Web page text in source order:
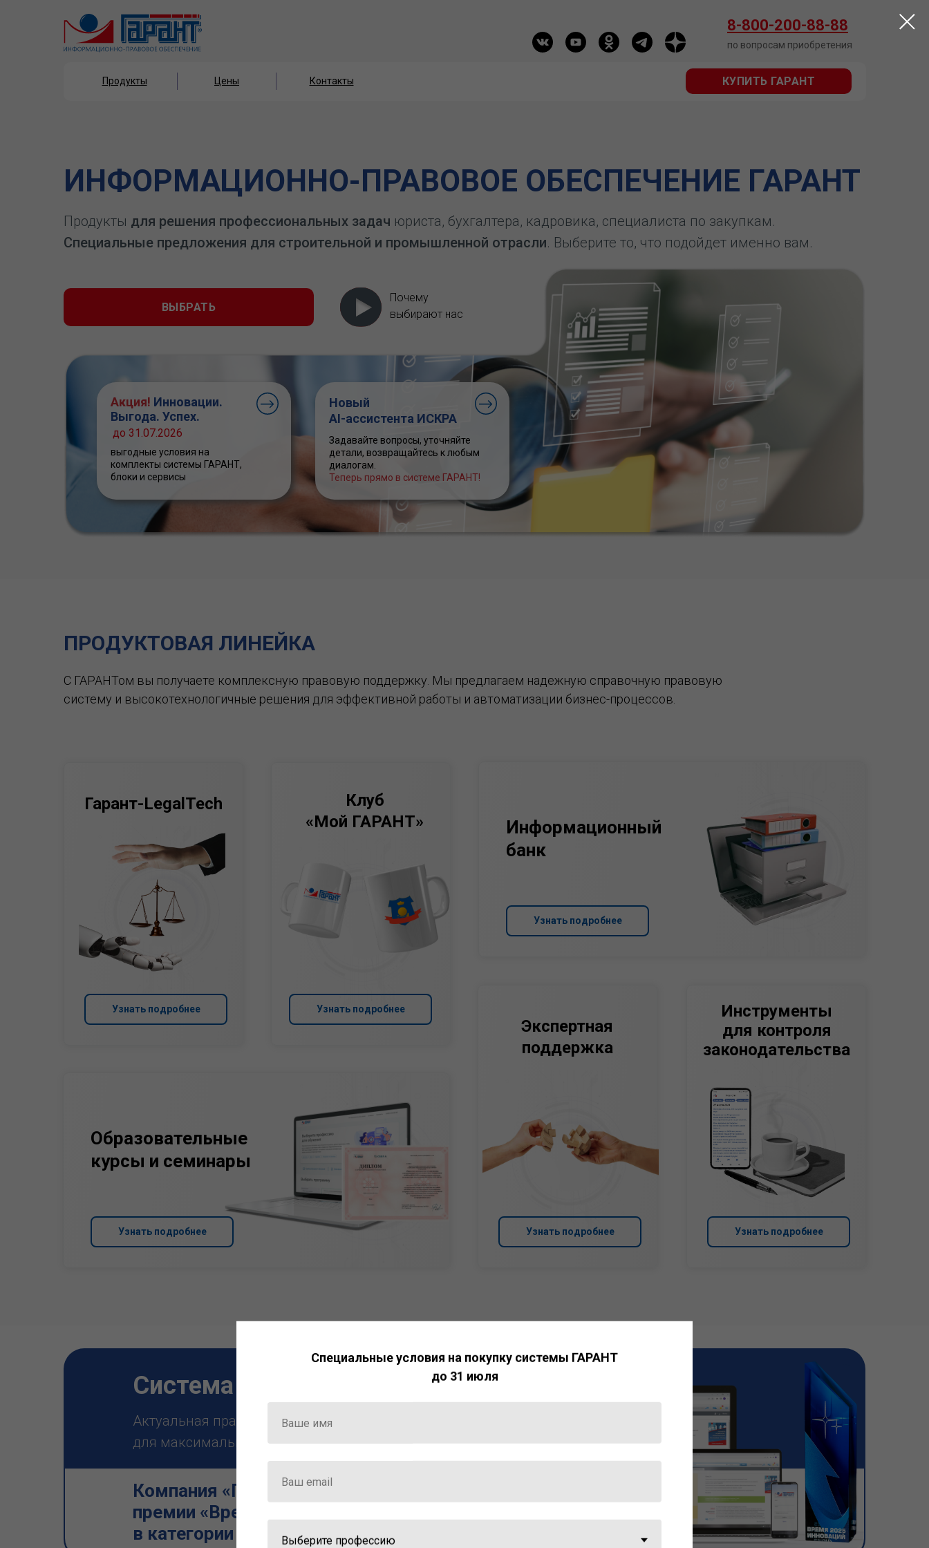
Продукты Цены Контакты
8-800-200-88-88
по вопросам приобретения
КУПИТЬ ГАРАНТ
Продукты КУПИТЬ ГАРАНТ
ИНФОРМАЦИОННО-ПРАВОВОЕ ОБЕСПЕЧЕНИЕ ГАРАНТ
Продукты для решения профессиональных задач юриста, бухгалтера, кадровика, специалиста по закупкам.
Специальные предложения для строительной и промышленной отрасли. Выберите то, что подойдет именно вам.
ВЫБРАТЬ
Почему
выбирают нас
Акция! Инновации.
Выгода. Успех.
выгодные условия на
комплекты системы ГАРАНТ,
блоки и сервисы
до 31.07.2026
Новый
AI-ассистента ИСКРА
Задавайте вопросы, уточняйте
детали, возвращайтесь к любым
диалогам.
Теперь прямо в системе ГАРАНТ!
ПРОДУКТОВАЯ ЛИНЕЙКА
С ГАРАНТом вы получаете комплексную правовую поддержку. Мы предлагаем надежную справочную правовую
систему и высокотехнологичные решения для эффективной работы и автоматизации бизнес-процессов.
Узнать подробнее
Информационный
банк
Узнать подробнее
Экспертная
поддержка
Узнать подробнее
Инструменты
для контроля
законодательства
Узнать подробнее
Клуб
«Мой ГАРАНТ»
Узнать подробнее
Образовательные
курсы и семинары
Узнать подробнее
Гарант-LegalTech
Компания «Гарант» стала победителем
премии «Время инноваций — 2025»
в категории «Искусственный интеллект»
Система ГАРАНТ
Актуальная правовая информация и инструменты
для максимально эффективной работы с ней.
Специальные условия на покупку системы ГАРАНТ
до 31 июля